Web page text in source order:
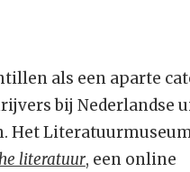
als een aparte
bij Nederlandse
Het
literatuur, een online